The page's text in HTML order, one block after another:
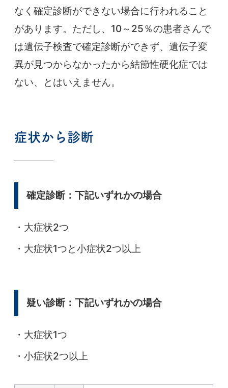
なく確定診断ができない場合に行われること
があります。ただし、10～25％の患者さんで
は遺伝子検査で確定診断ができず、遺伝子変
異が見つからなかったから結節性硬化症では
ない、とはいえません。
症状から診断
確定診断：下記いずれかの場合
・大症状2つ
・大症状1つと小症状2つ以上
疑い診断：下記いずれかの場合
・大症状1つ
・小症状2つ以上